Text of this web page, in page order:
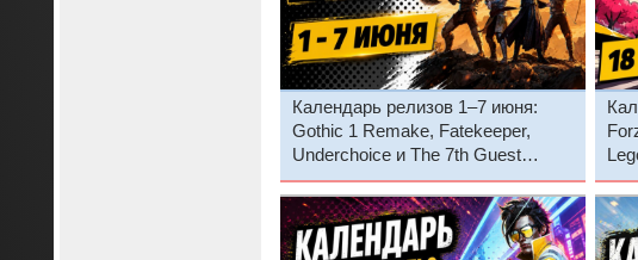
Календарь релизов 1–7 июня:
Gothic 1 Remake, Fatekeeper,
Underchoice и The 7th Guest
Remake